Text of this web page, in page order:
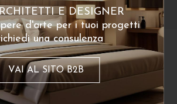
€
Mattia Perru
The Bottom
A partire da: 180
E DESIGNER
d'arte per i tuoi progetti
una consulenza
VAI AL SITO B2B